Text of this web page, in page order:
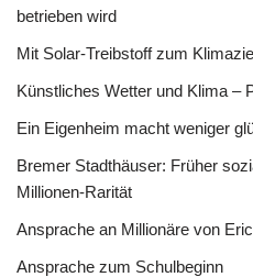
betrieben wird
Mit Solar-Treibstoff zum
Künstliches Wetter und Klima –
Ein Eigenheim macht weniger
Bremer Stadthäuser: Früher
Millionen-Rarität
Ansprache an Millionäre von
Ansprache zum Schulbeginn